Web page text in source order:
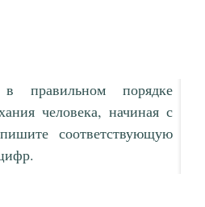
в правильном порядке
человека, начиная с
соответствующую